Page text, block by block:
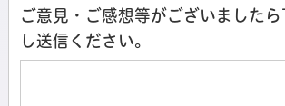
ご意見・ご感想等がございました
し送信ください。